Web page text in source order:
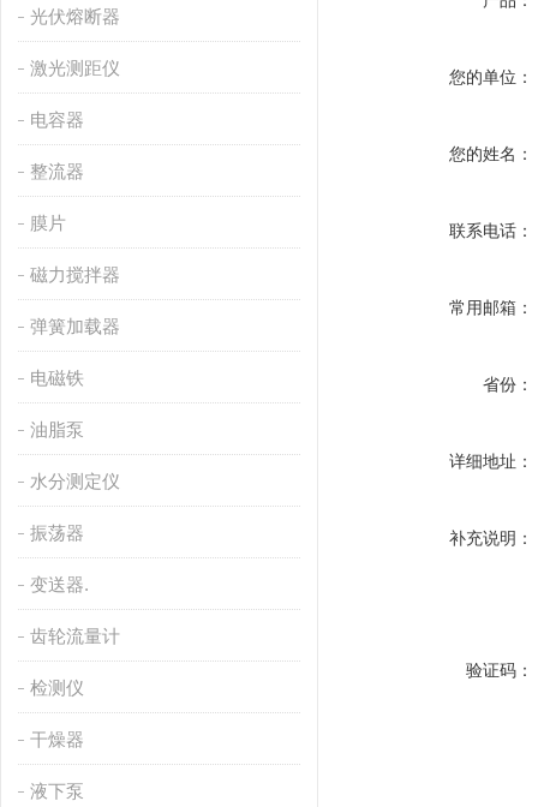
光伏熔断器
激光测距仪
电容器
整流器
膜片
磁力搅拌器
弹簧加载器
电磁铁
油脂泵
水分测定仪
振荡器
变送器.
齿轮流量计
检测仪
干燥器
液下泵
您的单位：
您的姓名：
联系电话：
常用邮箱：
省份：
详细地址：
补充说明：
验证码：